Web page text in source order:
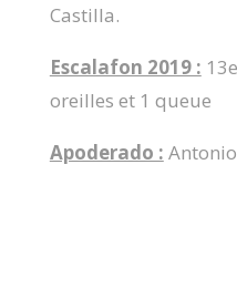
Castilla.
Escalafon 2019 :
oreilles et 1 queue
Apoderado :